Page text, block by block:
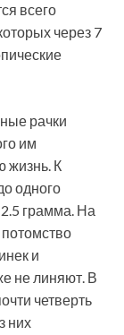
всего
через 7
рачки
им
жизнь. К
одного
2.5 грамма. На
и
не линяют. В
четверть
них